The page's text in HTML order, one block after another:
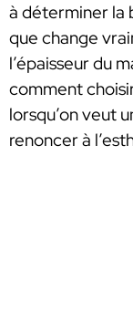
à déterminer la
que change
l’épaisseur du
comment
lorsqu’on veut
renoncer à